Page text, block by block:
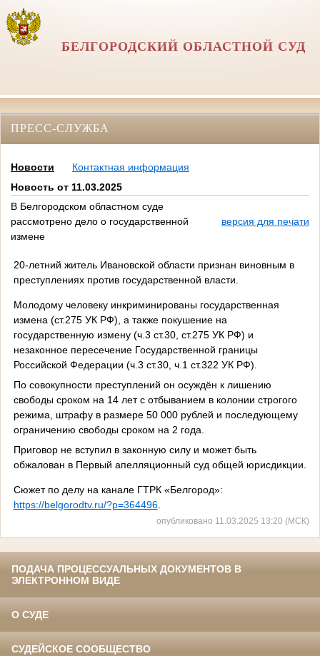
БЕЛГОРОДСКИЙ ОБЛАСТНОЙ СУД
ПРЕСС-СЛУЖБА
Новости
Контактная информация
Новость от 11.03.2025
В Белгородском областном суде
рассмотрено дело о государственной
измене
версия для печати
20-летний житель Ивановской области признан виновным в
преступлениях против государственной власти.
Молодому человеку инкриминированы государственная
измена (ст.275 УК РФ), а также покушение на
государственную измену (ч.3 ст.30, ст.275 УК РФ) и
незаконное пересечение Государственной границы
Российской Федерации (ч.3 ст.30, ч.1 ст.322 УК РФ).
По совокупности преступлений он осуждён к лишению
свободы сроком на 14 лет с отбыванием в колонии строгого
режима, штрафу в размере 50 000 рублей и последующему
ограничению свободы сроком на 2 года.
Приговор не вступил в законную силу и может быть
обжалован в Первый апелляционный суд общей юрисдикции
Сюжет по делу на канале ГТРК «Белгород»:
https://belgorodtv.ru/?p=364496.
опубликовано 11.03.2025 13:20 (МСК)
ПОДАЧА ПРОЦЕССУАЛЬНЫХ ДОКУМЕНТОВ В
ЭЛЕКТРОННОМ ВИДЕ
О СУДЕ
СУДЕЙСКОЕ СООБЩЕСТВО